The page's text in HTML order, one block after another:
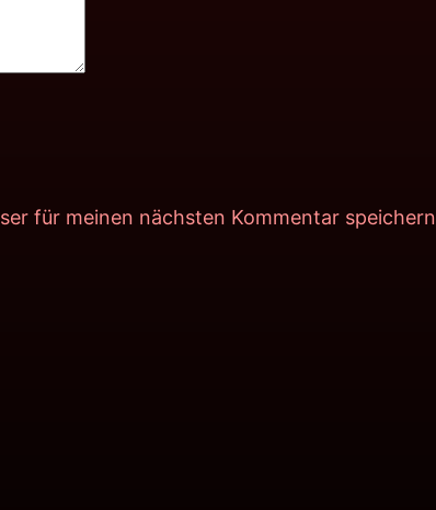
für meinen nächsten Kommentar